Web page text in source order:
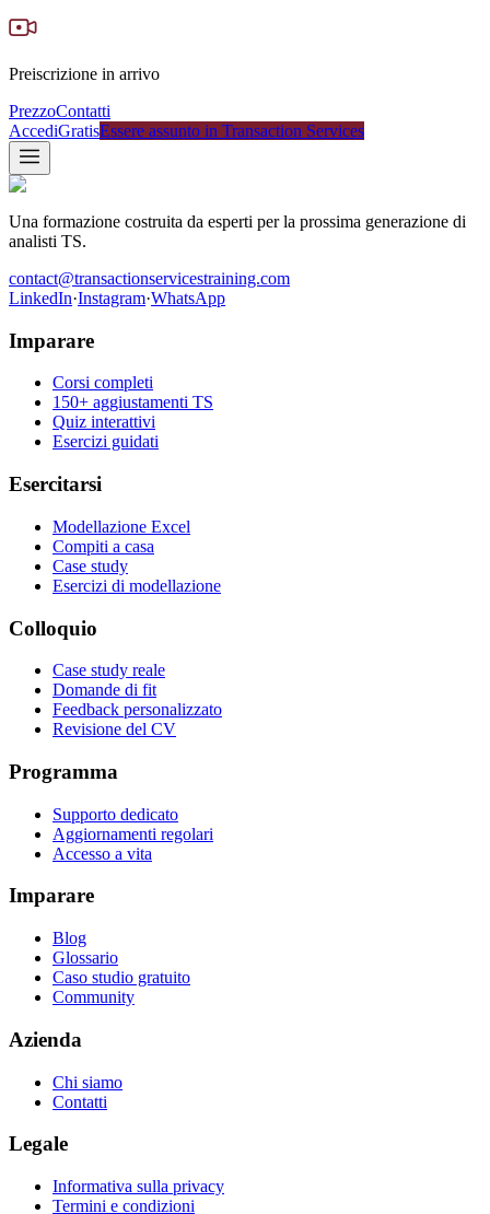
Preiscrizione in arrivo
PrezzoContatti
AccediGratisEssere assunto in Transaction Services
Una formazione costruita da esperti per la prossima generazione di
analisti TS.
contact@transactionservicestraining.com
LinkedIn·Instagram·WhatsApp
Imparare
Corsi completi
150+ aggiustamenti TS
Quiz interattivi
Esercizi guidati
Esercitarsi
Modellazione Excel
Compiti a casa
Case study
Esercizi di modellazione
Colloquio
Case study reale
Domande di fit
Feedback personalizzato
Revisione del CV
Programma
Supporto dedicato
Aggiornamenti regolari
Accesso a vita
Imparare
Blog
Glossario
Caso studio gratuito
Community
Azienda
Chi siamo
Contatti
Legale
Informativa sulla privacy
Termini e condizioni